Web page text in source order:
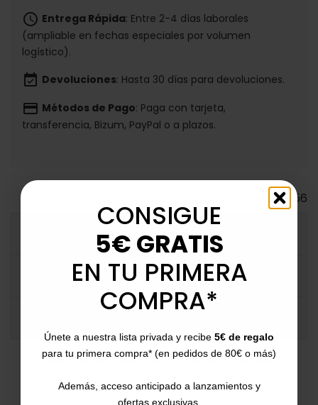
schedule Entrega Rápida: Entre 2-4 días laborales
(ampliable en fechas especiales por volumen
logístico).
event_available Devoluciones: Hasta 30 días para devoluciones.
payment Métodos de Pago: Paga con tarjeta,
transferencia, Bizum, PayPal o a plazos.
133956
DESCRIPCIÓN DETALLADA
FICHA TÉCNICA
Los favoritos que lo acompañan
CONSIGUE
5€ GRATIS
EN TU PRIMERA
COMPRA*
Únete a nuestra lista privada y recibe 5€ de regalo
para tu primera compra* (en pedidos de 80€ o más)
Además, acceso anticipado a lanzamientos y
ofertas exclusivas.